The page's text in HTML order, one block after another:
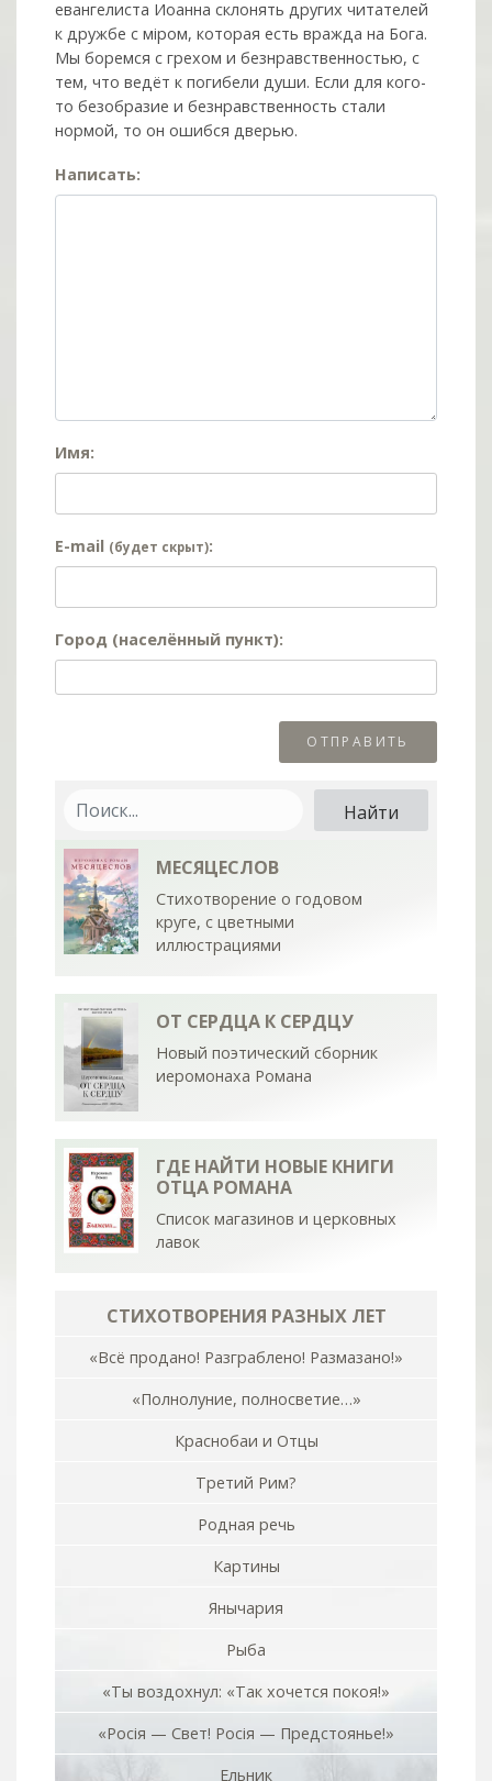
евангелиста Иоанна склонять других читателей
к дружбе с мiром, которая есть вражда на Бога.
Мы боремся с грехом и без­нрав­ствен­ностью, с
тем, что ведёт к погибели души. Если для кого-
то безобразие и безнравственность стали
нормой, то он ошибся дверью.
Написать:
Имя:
E-mail (будет скрыт):
Город (населённый пункт):
МЕСЯЦЕСЛОВ
Стихотворение о годовом
круге, с цветными
иллюстрациями
ОТ СЕРДЦА К СЕРДЦУ
Новый поэтический сборник
иеромонаха Романа
ГДЕ НАЙТИ НОВЫЕ КНИГИ
ОТЦА РОМАНА
Список магазинов и церковных
лавок
СТИХОТВОРЕНИЯ РАЗНЫХ ЛЕТ
«Всё продано! Разграблено! Размазано!»
«Полнолуние, полносветие…»
Краснобаи и Отцы
Третий Рим?
Родная речь
Картины
Янычария
Рыба
«Ты воздохнул: «Так хочется покоя!»
«Росiя — Свет! Росiя — Предстоянье!»
Ельник